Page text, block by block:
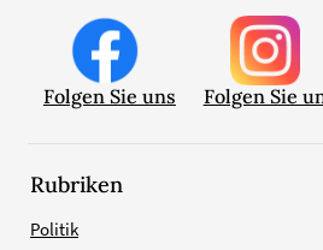
Folgen Sie uns Folgen Sie
Rubriken
Politik